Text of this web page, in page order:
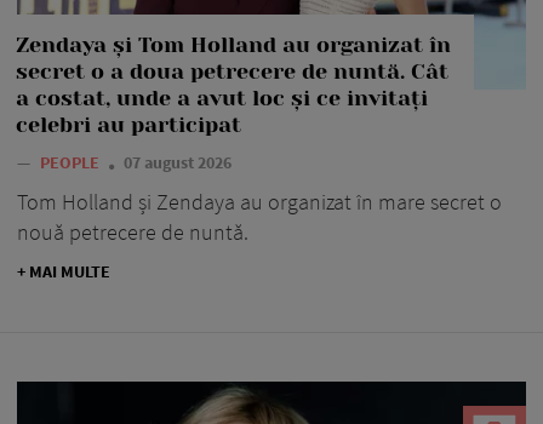
Zendaya și Tom Holland au organizat în
secret o a doua petrecere de nuntă. Cât
a costat, unde a avut loc și ce invitați
celebri au participat
— PEOPLE 07 august 2026
Tom Holland și Zendaya au organizat în mare secret o
nouă petrecere de nuntă.
+ MAI MULTE